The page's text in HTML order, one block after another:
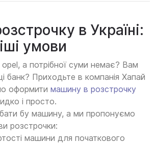
в Україні:
умови
а потрібної суми немає? Вам
банк? Приходьте в компанія Хапай
оформити машину в розстрочку
і просто.
бу машину, а ми пропонуємо
розстрочки:
машини для початкового